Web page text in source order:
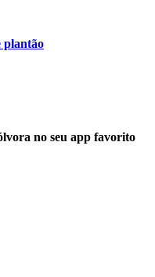
plantão
no seu app favorito